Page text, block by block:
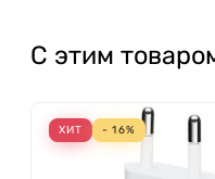
С этим
ХИТ - 16%